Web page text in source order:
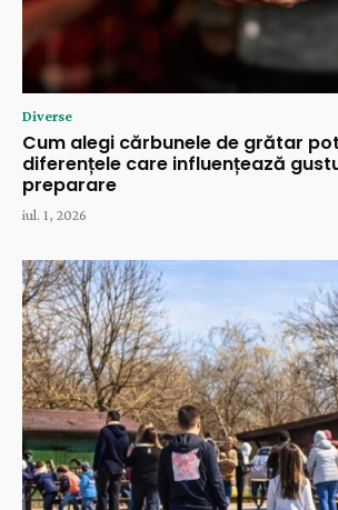
Diverse
Cum alegi cărbunele de grătar
diferențele care influențează
preparare
iul. 1, 2026